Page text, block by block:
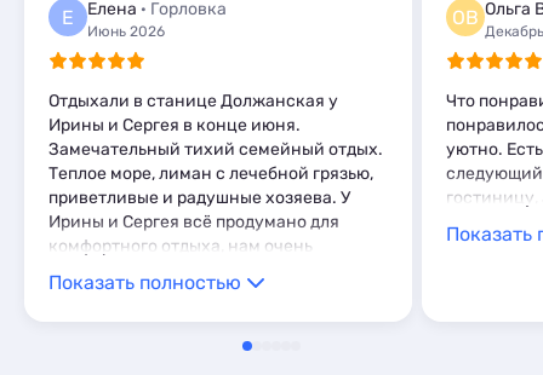
Мини-отели
Е Елена · Горловка
Июнь 2026
Отдыхали в станице Должанская у
Ирины и Сергея в конце июня.
Замечательный тихий семейный отдых.
Теплое море, лиман с лечебной грязью,
приветливые и радушные хозяева. У
Ирины и Сергея всё продумано для
комфортного отдыха, нам очень
понравилось! Рекомендую!!!
Показать полностью
ОВ Ольга
Что
уютно.
следующий
Показать